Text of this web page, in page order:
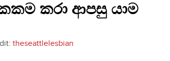
කරා ආපසු යාම
theseattlelesbian